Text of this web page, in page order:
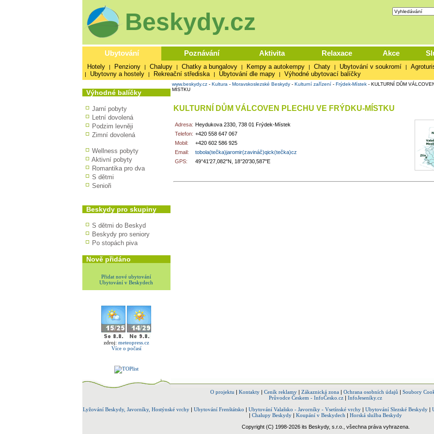
Beskydy.cz
Ubytování Poznávání Aktivita Relaxace Akce
Hotely | Penziony | Chalupy | Chatky a bungalovy | Kempy a autokempy | Chaty | Ubytování v soukromí |
| Ubytovny a hostely | Rekreační střediska | Ubytování dle mapy | Výhodné ubytovací balíčky
Výhodné balíčky
Jarní pobyty
Letní dovolená
Podzim levněji
Zimní dovolená
Wellness pobyty
Aktivní pobyty
Romantika pro dva
S dětmi
Senioři
Beskydy pro skupiny
S dětmi do Beskyd
Beskydy pro seniory
Po stopách piva
Nově přidáno
Přidat nové ubytování
Ubytování v Beskydech
zdroj: meteopress.cz
Více o počasí
www.beskydy.cz- Kultura - Moravskoslezské Beskydy- Kulturní zařízení- Frýdek-Místek- KULTURNÍ DŮM
MÍSTKU
KULTURNÍ DŮM VÁLCOVEN PLECHU VE FRÝDKU-MÍSTKU
Adresa: Heydukova 2330, 738 01 Frýdek-Místek
Telefon: +420 558 647 067
Mobil:
+420 602 586 925
Email:
tobola(tečka)jaromir(zavináč)qick(tečka)cz
GPS:
49°41'27,082"N, 18°20'30,587"E
O projektu | Kontakty| Ceník reklamy| Zákaznická zona| Ochrana osobních údajů | Soubory
Průvodce Českem - InfoČesko.cz | InfoJeseníky.cz
Lyžování Beskydy, Javorníky, Hostýnské vrchy | Ubytování Frenštátsko | Ubytování Valašsko - Javorníky - Vsetínské vrchy | Ubytování Slezské Beskydy |
| Chalupy Beskydy | Koupání v Beskydech | Horská služba Beskydy
Copyright (C) 1998-2026 its Beskydy, s.r.o., všechna práva vyhrazena.